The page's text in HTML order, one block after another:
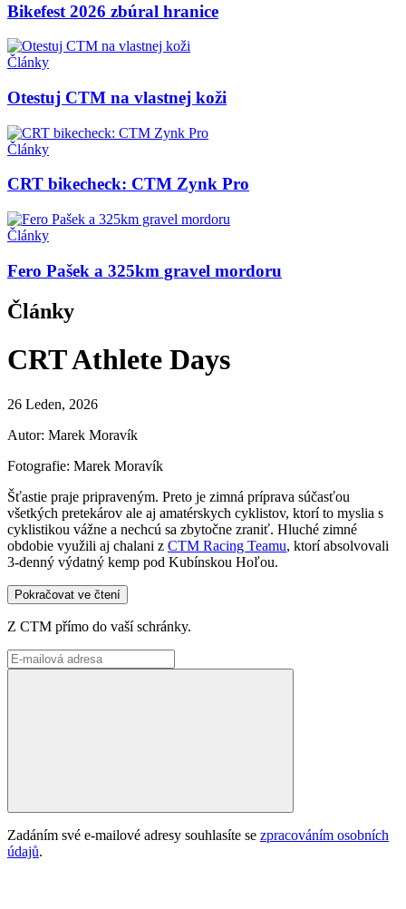
Bikefest 2026 zbúral hranice
Články
Otestuj CTM na vlastnej koži
Články
CRT bikecheck: CTM Zynk Pro
Články
Fero Pašek a 325km gravel mordoru
Články
CRT Athlete Days
26 Leden, 2026
Autor: Marek Moravík
Fotografie: Marek Moravík
Šťastie praje pripraveným. Preto je zimná príprava súčasťou
všetkých pretekárov ale aj amatérskych cyklistov, ktorí to myslia s
cyklistikou vážne a nechcú sa zbytočne zraniť. Hluché zimné
obdobie využili aj chalani z CTM Racing Teamu, ktorí absolvovali
3-denný výdatný kemp pod Kubínskou Hoľou.
Pokračovat ve čtení
Z CTM přímo do vaší schránky.
Zadáním své e-mailové adresy souhlasíte se zpracováním osobních
údajů.